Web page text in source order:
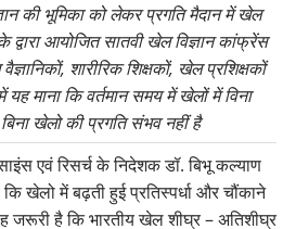
की भूमिका को लेकर प्रगति मैदान में खेल
आयोजित सातवी खेल विज्ञान कांफ्रेंस
शारीरिक शिक्षकों, खेल प्रशिक्षकों
माना कि वर्तमान समय में खेलों में विना
खेलो की प्रगति संभव नहीं है
एवं रिसर्च के निदेशक डॉ. बिभू कल्याण
खेलो में बढ़ती हुई प्रतिस्पर्धा और चौंकाने
जरूरी है कि भारतीय खेल शीघ्र – अतिशीघ्र